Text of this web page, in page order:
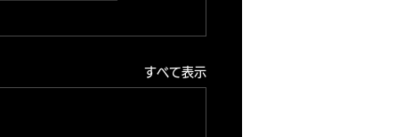
すべて表示